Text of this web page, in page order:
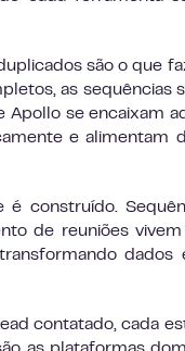
são o que
as sequências
Apollo se encaixam
e alimentam
construído.
de reuniões
dados
contatado, cada